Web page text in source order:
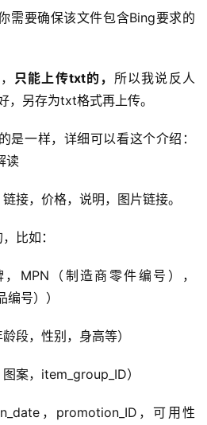
需要确保该文件包含Bing要求的
只能上传txt的， 所以我说反人
，另存为txt格式再上传。
是一样，详细可以看这个介绍：
读
接，价格，说明，图片链接。
比如：
MPN（制造商零件编号），
号））
段，性别，身高等）
案，item_group_ID）
，promotion_ID，可用性